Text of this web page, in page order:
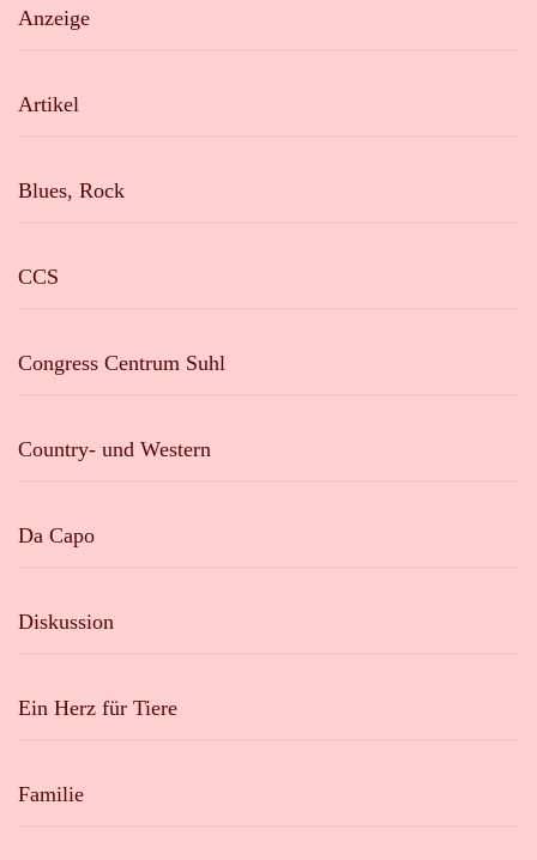
Anzeige
Artikel
Blues, Rock
CCS
Congress Centrum Suhl
Country- und Western
Da Capo
Diskussion
Ein Herz für Tiere
Familie